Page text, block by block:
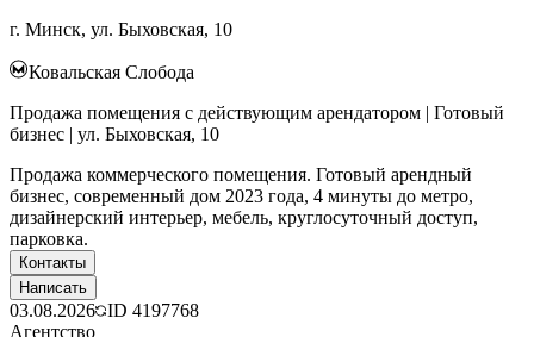
г. Минск, ул. Быховская, 10
Ковальская Слобода
Продажа помещения с действующим арендатором | Готовый
бизнес | ул. Быховская, 10
Продажа коммерческого помещения. Готовый арендный
бизнес, современный дом 2023 года, 4 минуты до метро,
дизайнерский интерьер, мебель, круглосуточный доступ,
парковка.
Контакты
Написать
03.08.2026 ID 4197768
Агентство